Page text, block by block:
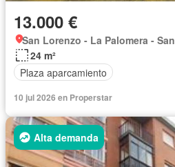
13.000 €
San Lorenzo - La Palomera -
24 m²
Plaza aparcamiento
10 jul 2026 en Properstar
Alta demanda